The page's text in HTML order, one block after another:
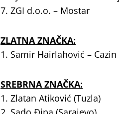
7. ZGI d.o.o. – Mostar
ZLATNA ZNAČKA:
1. Samir Hairlahović – Cazin
SREBRNA ZNAČKA:
1. Zlatan Atiković (Tuzla)